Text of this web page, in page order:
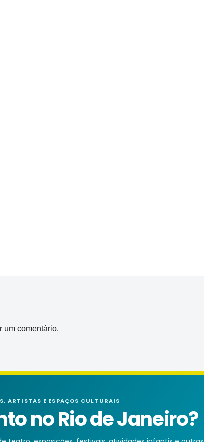
um comentário.
ARTISTAS E ESPAÇOS CULTURAIS
no Rio de Janeiro?